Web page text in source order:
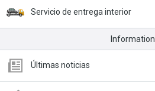
Servicio de entrega interior
Information
Últimas noticias